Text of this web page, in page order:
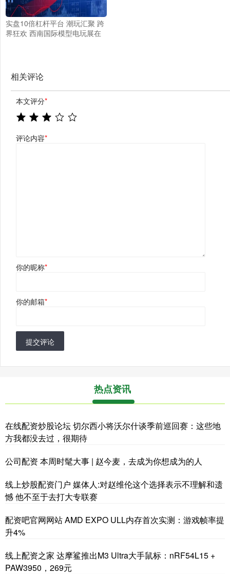
实盘10倍杠杆平台 潮玩汇聚 跨
界狂欢 西南国际模型电玩展在
相关评论
本文评分*
评论内容*
你的昵称*
你的邮箱*
提交评论
热点资讯
在线配资炒股论坛 切尔西小将沃尔什谈季前巡回赛：这些地
方我都没去过，很期待
公司配资 本周时髦大事 | 赵今麦，去成为你想成为的人
线上炒股配资门户 媒体人:对赵维伦这个选择表示不理解和遗
憾 他不至于去打大专联赛
配资吧官网网站 AMD EXPO ULL内存首次实测：游戏帧率提
升4%
线上配资之家 达摩鲨推出M3 Ultra大手鼠标：nRF54L15 +
PAW3950，269元